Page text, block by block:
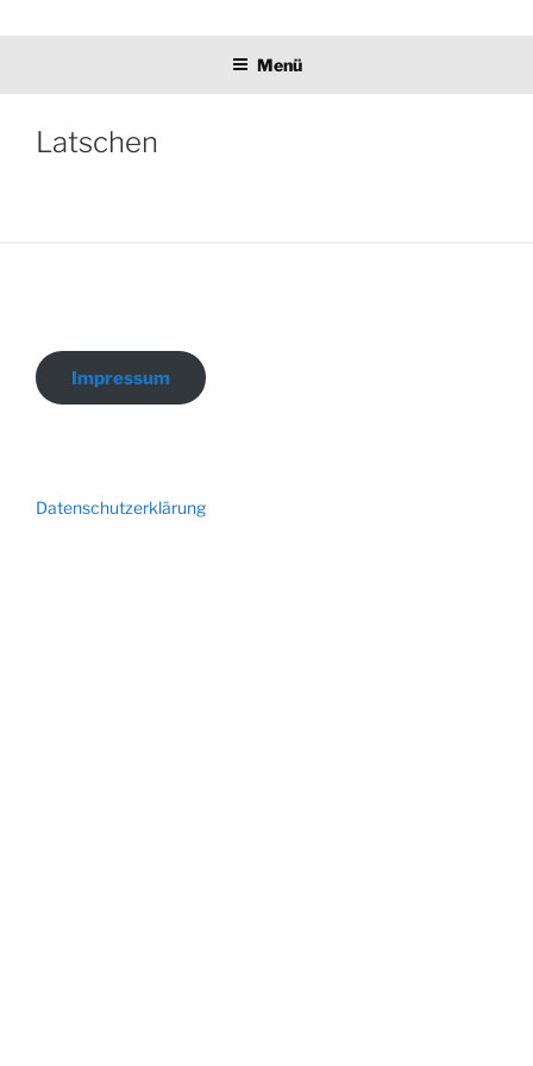
InhaltUlrike Wodner
Menü
Latschen
Impressum
Datenschutzerklärung